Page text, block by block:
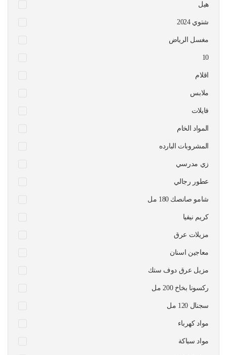
هيل
شتوي 2024
مغسل الرياض
10
اقلام
ملابس
فايلات
المواد الخام
المشروبات البارده
زي مدرسي
عطور رجالي
شامو صانصك 180 مل
كريم نيفيا
مزيلات عرق
معاجين اسنان
مزيل عرق دوف ستك
ركسونا بخاخ 200 مل
سجنال 120 مل
مواد كهرباء
مواد سباكة